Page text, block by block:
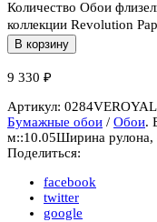
Количество Обои
коллекции Revolution
В корзину
9 330 ₽
Артикул: 0284VEROYAL
Бумажные обои / Обои.
м::10.05Ширина рулона,
Поделиться:
facebook
twitter
google